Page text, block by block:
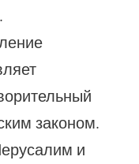
законом.
и